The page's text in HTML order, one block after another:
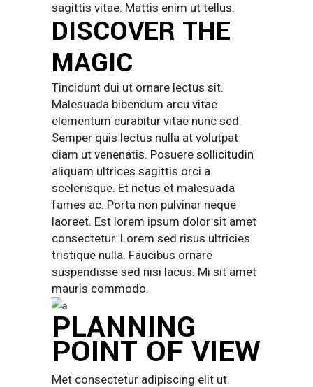
sagittis vitae. Mattis enim ut tellus.
DISCOVER THE
MAGIC
Tincidunt dui ut ornare lectus sit.
Malesuada bibendum arcu vitae
elementum curabitur vitae nunc sed.
Semper quis lectus nulla at volutpat
diam ut venenatis. Posuere sollicitudin
aliquam ultrices sagittis orci a
scelerisque. Et netus et malesuada
fames ac. Porta non pulvinar neque
laoreet. Est lorem ipsum dolor sit amet
consectetur. Lorem sed risus ultricies
tristique nulla. Faucibus ornare
suspendisse sed nisi lacus. Mi sit amet
mauris commodo.
PLANNING
POINT OF VIEW
Met consectetur adipiscing elit ut.